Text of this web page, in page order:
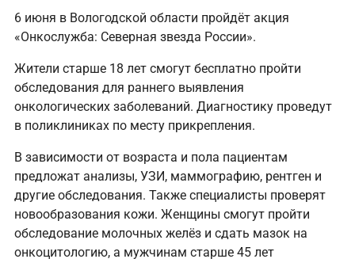
6 июня в Вологодской области пройдёт акция
«Онкослужба: Северная звезда России».
Жители старше 18 лет смогут бесплатно пройти
обследования для раннего выявления
онкологических заболеваний. Диагностику проведут
в поликлиниках по месту прикрепления.
В зависимости от возраста и пола пациентам
предложат анализы, УЗИ, маммографию, рентген и
другие обследования. Также специалисты проверят
новообразования кожи. Женщины смогут пройти
обследование молочных желёз и сдать мазок на
онкоцитологию, а мужчинам старше 45 лет